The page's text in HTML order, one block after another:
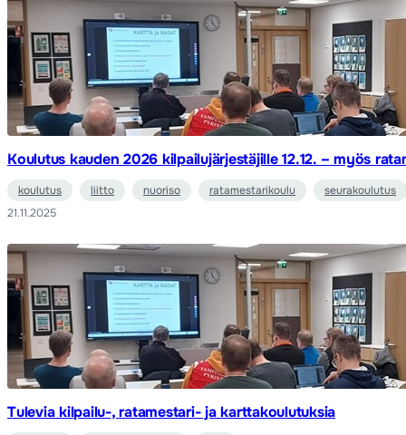
Koulutus kauden 2026 kilpailujärjestäjille 12.12. – myös
koulutus liitto nuoriso ratamestarikoulu
seurakoulutus
21.11.2025
Tulevia kilpailu-, ratamestari- ja karttakoulutuksia